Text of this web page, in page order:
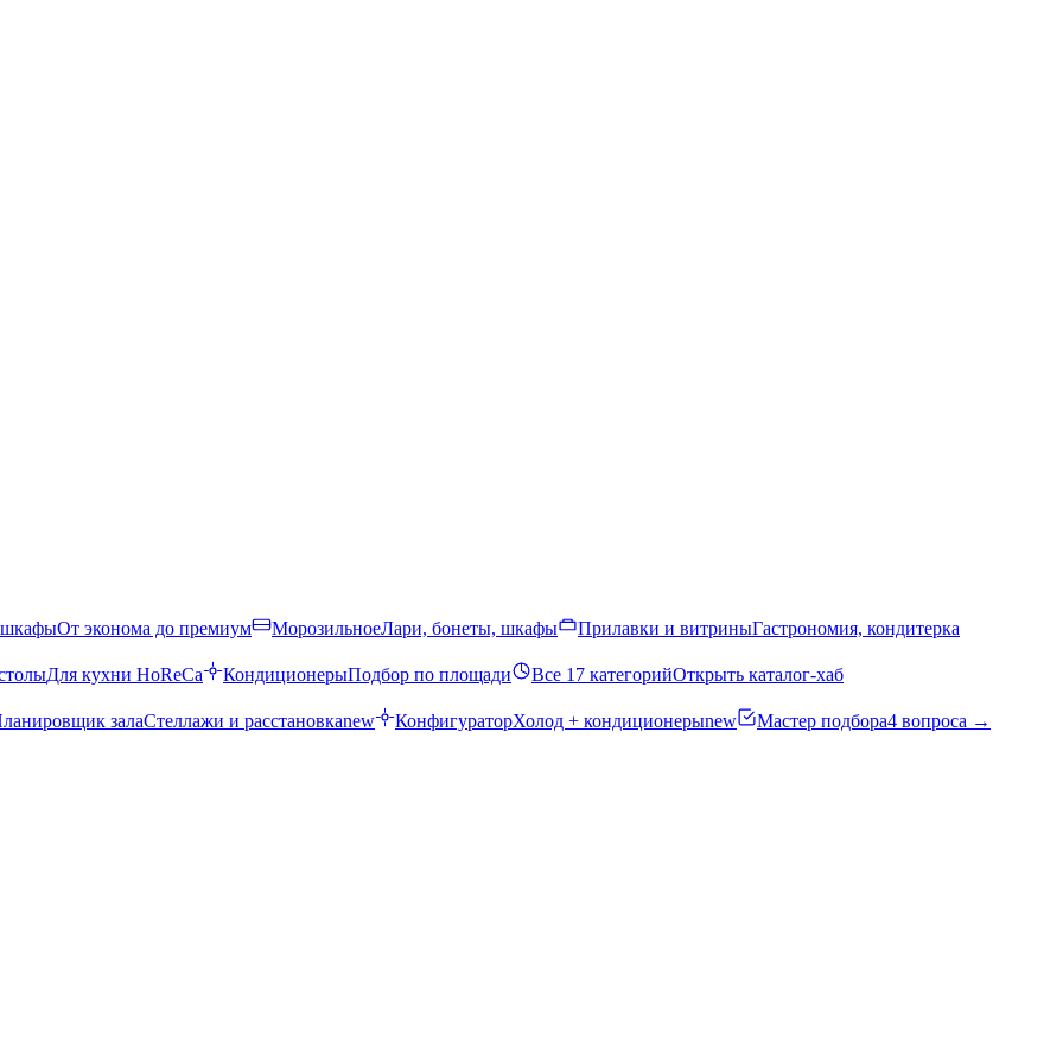
шкафыОт эконома до премиум МорозильноеЛари, бонеты, шкафы Прилавки и витриныГастрономия, кондитерка
Для кухни HoReCa КондиционерыПодбор по площади Все 17 категорийОткрыть каталог-хаб
залаСтеллажи и расстановкаnew КонфигураторХолод + кондиционерыnew Мастер подбора4 вопроса →